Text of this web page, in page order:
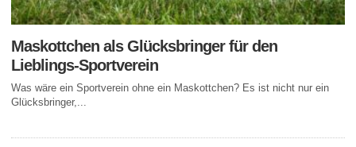
Maskottchen als Glücksbringer für den
Lieblings-Sportverein
Was wäre ein Sportverein ohne ein Maskottchen? Es ist nicht nur ein
Glücksbringer,...